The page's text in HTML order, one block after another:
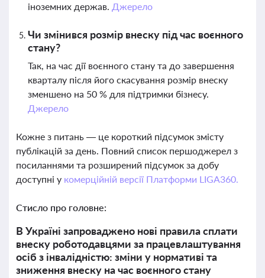
іноземних держав. Джерело
Чи змінився розмір внеску під час воєнного
стану?
Так, на час дії воєнного стану та до завершення
кварталу після його скасування розмір внеску
зменшено на 50 % для підтримки бізнесу.
Джерело
Кожне з питань — це короткий підсумок змісту
публікацій за день. Повний список першоджерел з
посиланнями та розширений підсумок за добу
доступні у комерційній версії Платформи LIGA360.
Стисло про головне:
В Україні запроваджено нові правила сплати
внеску роботодавцями за працевлаштування
осіб з інвалідністю: зміни у нормативі та
зниження внеску на час воєнного стану